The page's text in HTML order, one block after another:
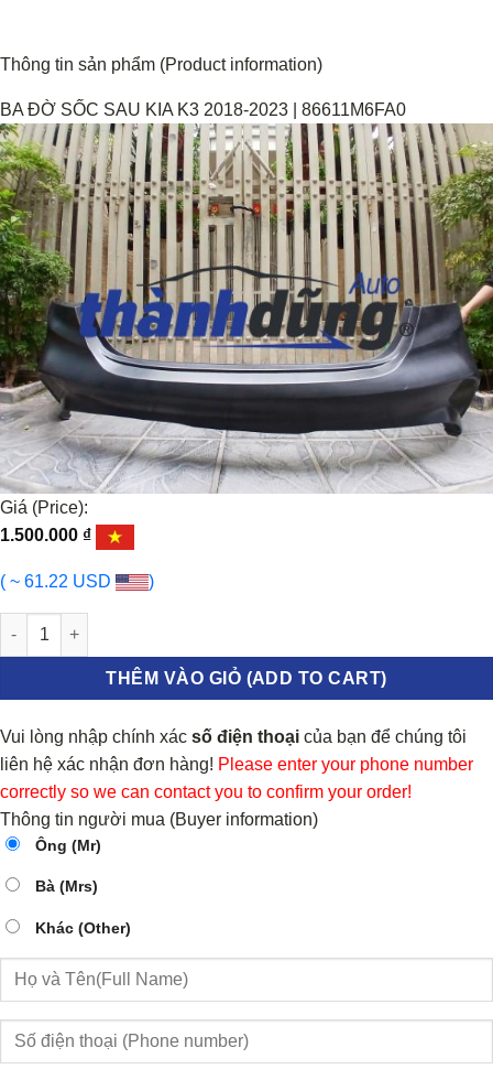
Thông tin sản phẩm (Product information)
BA ĐỜ SỐC SAU KIA K3 2018-2023 | 86611M6FA0
Giá (Price):
1.500.000 ₫
( ~ 61.22 USD )
BA ĐỜ SỐC SAU KIA K3 2018-2023 | 86611M6FA0 số lượng
THÊM VÀO GIỎ (ADD TO CART)
Vui lòng nhập chính xác số điện thoại của bạn để chúng tôi
liên hệ xác nhận đơn hàng! Please enter your phone number
correctly so we can contact you to confirm your order!
Thông tin người mua (Buyer information)
Ông (Mr)
Bà (Mrs)
Khác (Other)